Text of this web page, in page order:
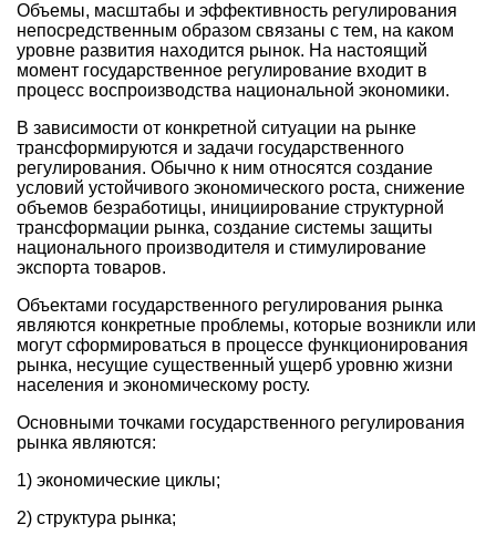
Объемы, масштабы и эффективность регулирования
непосредственным образом связаны с тем, на каком
уровне развития находится рынок. На настоящий
момент государственное регулирование входит в
процесс воспроизводства национальной экономики.
В зависимости от конкретной ситуации на рынке
трансформируются и задачи государственного
регулирования. Обычно к ним относятся создание
условий устойчивого экономического роста, снижение
объемов безработицы, инициирование структурной
трансформации рынка, создание системы защиты
национального производителя и стимулирование
экспорта товаров.
Объектами государственного регулирования рынка
являются конкретные проблемы, которые возникли или
могут сформироваться в процессе функционирования
рынка, несущие существенный ущерб уровню жизни
населения и экономическому росту.
Основными точками государственного регулирования
рынка являются:
1) экономические циклы;
2) структура рынка;